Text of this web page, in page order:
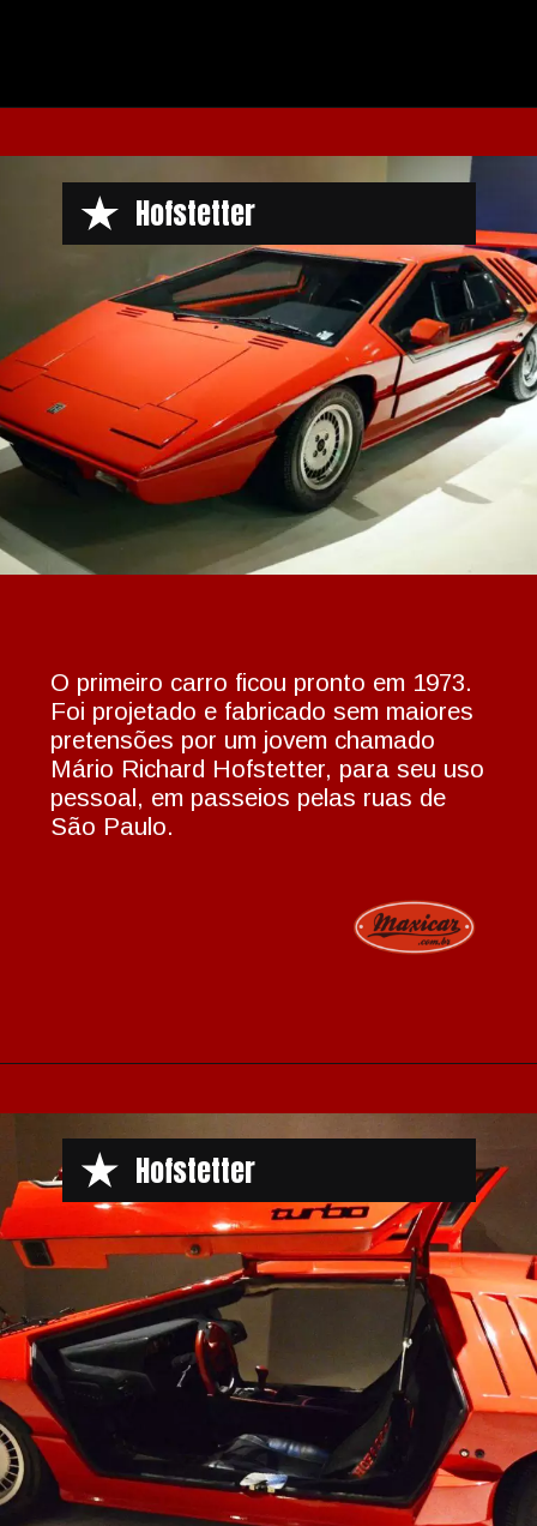
O primeiro carro ficou pronto em 1973.
Foi projetado e fabricado sem maiores
pretensões por um jovem chamado
Mário Richard Hofstetter, para seu uso
pessoal, em passeios pelas ruas de
São Paulo.
Hofstetter
Hofstetter